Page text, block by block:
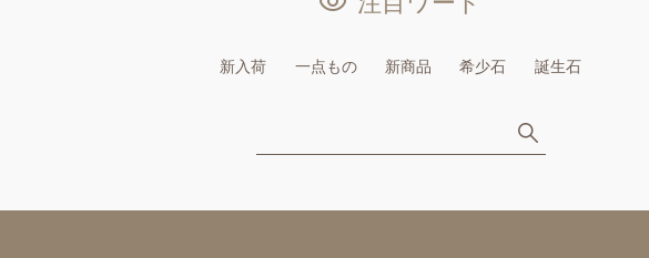
新入荷 一点もの 新商品 希少石 誕生石